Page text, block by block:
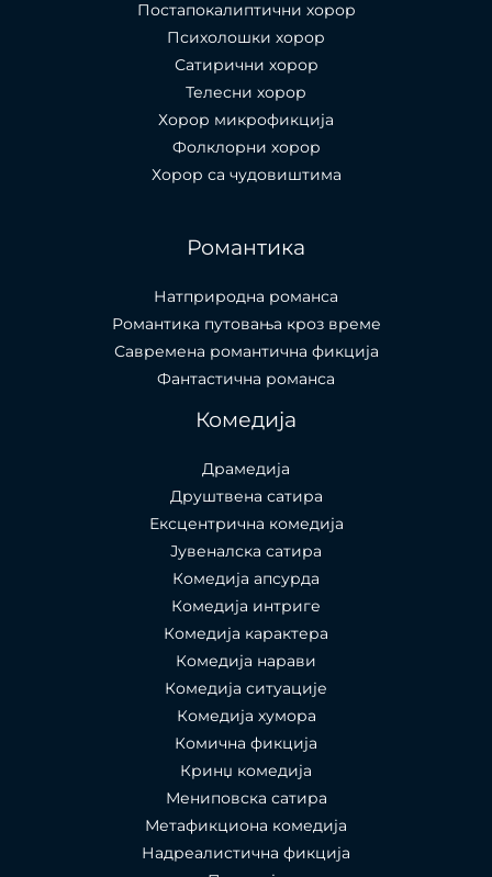
Постапокалиптични хорор
Психолошки хорор
Сатирични хорор
Телесни хорор
Хорор микрофикција
Фолклорни хорор
Хорор са чудовиштима
Романтика
Натприродна романса
Романтика путовања кроз време
Савремена романтична фикција
Фантастична романса
Комедија
Драмедија
Друштвена сатира
Ексцентрична комедија
Јувеналска сатира
Комедија апсурда
Комедија интриге
Комедија карактера
Комедија нарави
Комедија ситуације
Комедија хумора
Комична фикција
Кринџ комедија
Мениповска сатира
Метафикциона комедија
Надреалистична фикција